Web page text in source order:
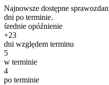
Najnowsze dostępne
dni po terminie.
średnie opóźnienie
+23
dni względem terminu
5
w terminie
4
po terminie